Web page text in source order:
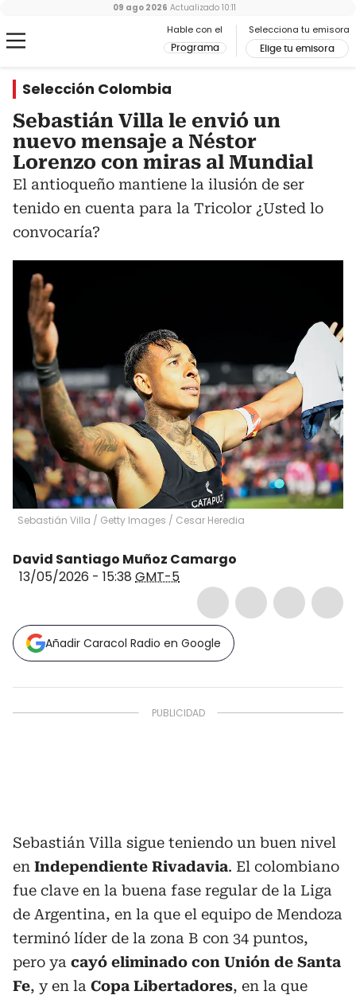
Hable con el
Programa
Selecciona tu emisora
Elige tu emisora
09 ago 2026 Actualizado 10:11
Selección Colombia
Sebastián Villa le envió un
nuevo mensaje a Néstor
Lorenzo con miras al Mundial
El antioqueño mantiene la ilusión de ser
tenido en cuenta para la Tricolor ¿Usted lo
convocaría?
Sebastián Villa / Getty Images / Cesar Heredia
David Santiago Muñoz Camargo
13/05/2026 - 15:38 GMT-5
Añadir Caracol Radio en Google
Sebastián Villa sigue teniendo un buen nivel
en Independiente Rivadavia. El colombiano
fue clave en la buena fase regular de la Liga
de Argentina, en la que el equipo de Mendoza
terminó líder de la zona B con 34 puntos,
pero ya cayó eliminado con Unión de Santa
Fe, y en la Copa Libertadores, en la que